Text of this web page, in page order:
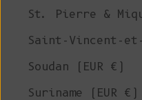
St. Pierre &
Saint-Vincent-et-
Soudan (EUR €)
Suriname (EUR €)